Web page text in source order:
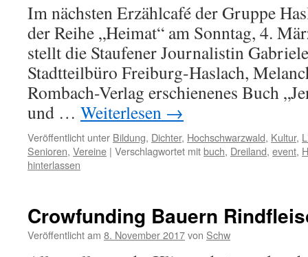
Im nächsten Erzählcafé der Gruppe
der Reihe „Heimat“ am Sonntag, 4.
stellt die Staufener Journalistin
Stadtteilbüro Freiburg-Haslach,
Rombach-Verlag erschienenes Buch
und … Weiterlesen →
Veröffentlicht unter Bildung, Dichter, Hochschwarzwald, Kultur,
Senioren, Vereine | Verschlagwortet mitbuch, Dreiland, event,
hinterlassen
Crowfunding Bauern
Veröffentlicht am 8. November 2017von Schw